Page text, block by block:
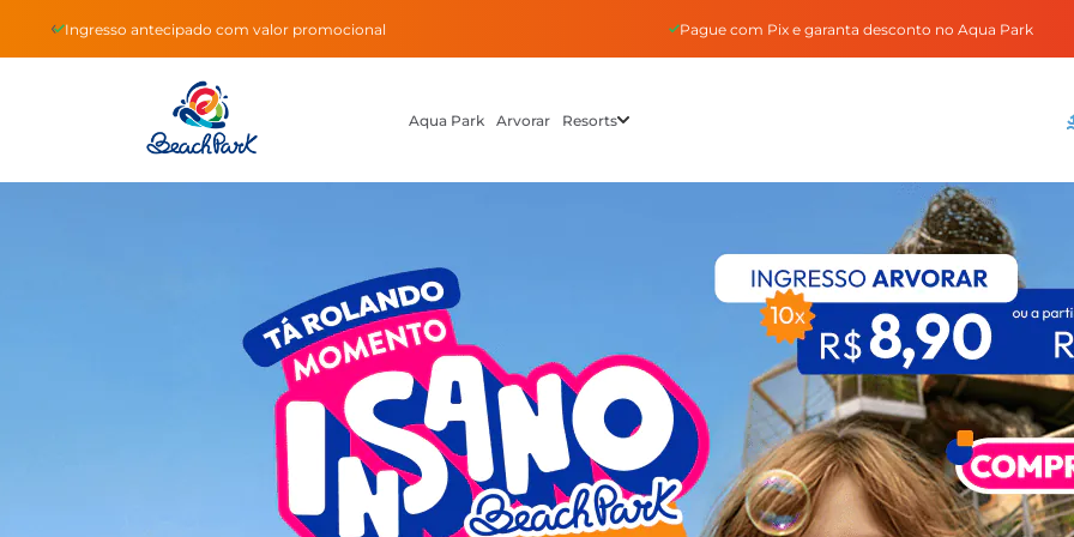
Pague com Pix e garanta desconto no Aqua Park Parcele em
‹
Aqua Park Arvorar Resorts